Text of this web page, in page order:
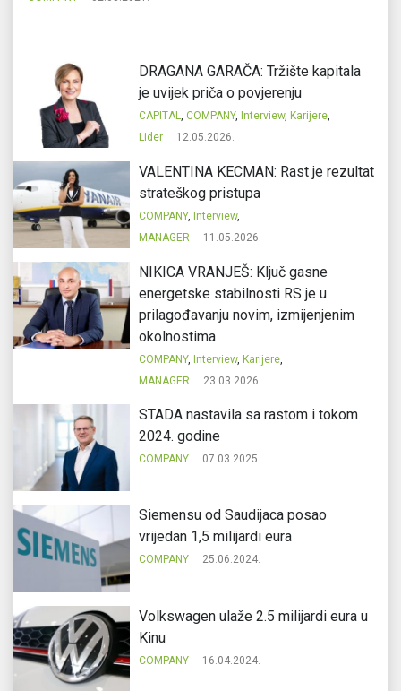
DRAGANA GARAČA: Tržište kapitala
je uvijek priča o povjerenju
CAPITAL COMPANY, Interview, Karijere,
Lider
12.05.2026.
VALENTINA KECMAN: Rast je rezultat
strateškog pristupa
COMPANY, Interview,
MANAGER
11.05.2026.
NIKICA VRANJEŠ: Ključ gasne
energetske stabilnosti RS je u
prilagođavanju novim, izmijenjenim
okolnostima
COMPANY, Interview, Karijere,
MANAGER
23.03.2026.
STADA nastavila sa rastom i tokom
2024. godine
COMPANY 07.03.2025.
Siemensu od Saudijaca posao
vrijedan 1,5 milijardi eura
COMPANY 25.06.2024.
Volkswagen ulaže 2.5 milijardi eura u
Kinu
COMPANY 16.04.2024.